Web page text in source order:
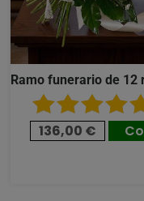
Ramo funerario de 12
136,00 €